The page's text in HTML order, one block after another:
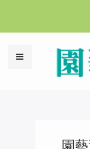
園